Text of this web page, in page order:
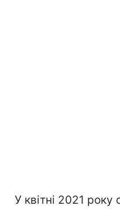
У квітні 2021 року